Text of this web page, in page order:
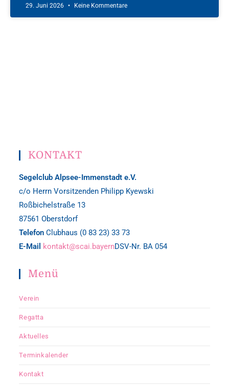
29. Juni 2026 Keine Kommentare
KONTAKT
Segelclub Alpsee-Immenstadt e.V.
c/o Herrn Vorsitzenden Philipp Kyewski
Roßbichelstraße 13
87561 Oberstdorf
Telefon Clubhaus (0 83 23) 33 73
E-Mail
kontakt@scai.bayernDSV-Nr. BA 054
Menü
Verein
Regatta
Aktuelles
Terminkalender
Kontakt